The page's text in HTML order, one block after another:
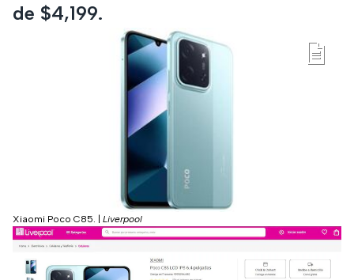
de $4,199.
Xiaomi Poco C85. Liverpool